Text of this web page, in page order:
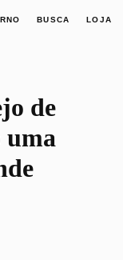
BUSCA LOJA
de